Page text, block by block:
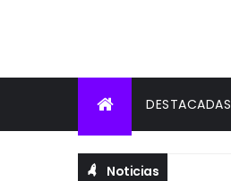
DESTACADAS
Noticias